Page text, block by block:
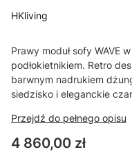
HKliving
Prawy moduł sofy WAVE
podłokietnikiem. Retro
barwnym nadrukiem
siedzisko i eleganckie
Przejdź do pełnego opisu
Cena
4 860,00 zł